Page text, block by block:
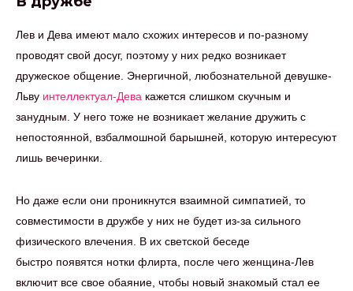
Лев и Дева имеют мало схожих интересов и по-разному
проводят свой досуг, поэтому у них редко возникает
дружеское общение. Энергичной, любознательной девушке-
Льву интеллектуал-Дева кажется слишком скучным и
занудным. У него тоже не возникает желание дружить с
непостоянной, взбалмошной барышней, которую интересуют
лишь вечеринки.
Но даже если они проникнутся взаимной симпатией, то
совместимости в дружбе у них не будет из-за сильного
физического влечения. В их светской беседе
быстро появятся нотки флирта, после чего женщина-Лев
включит все свое обаяние, чтобы новый знакомый стал ее